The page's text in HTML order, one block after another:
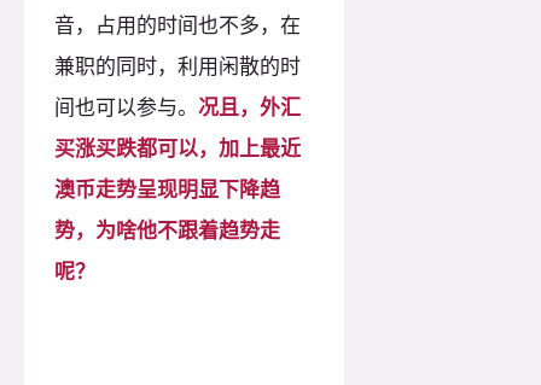
音，占用的时间也不多，在
兼职的同时，利用闲散的时
间也可以参与。 况且，外汇
买涨买跌都可以，加上最近
澳币走势呈现明显下降趋
势，为啥他不跟着趋势走
呢？